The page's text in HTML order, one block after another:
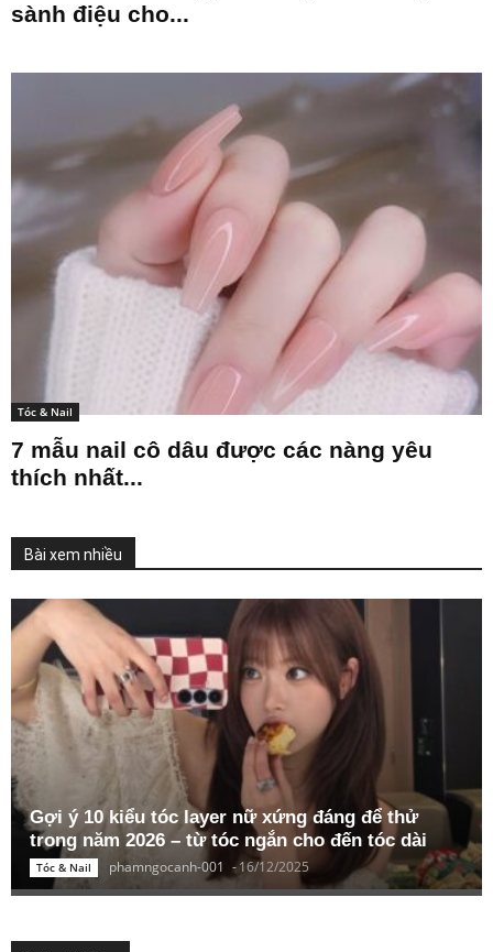
sành điệu cho...
Tóc & Nail
7 mẫu nail cô dâu được các nàng yêu
thích nhất...
Bài xem nhiều
Gợi ý 10 kiểu tóc layer nữ xứng đáng để thử
trong năm 2026 – từ tóc ngắn cho đến tóc dài
Tóc & Nail phamngocanh-001 -16/12/2025